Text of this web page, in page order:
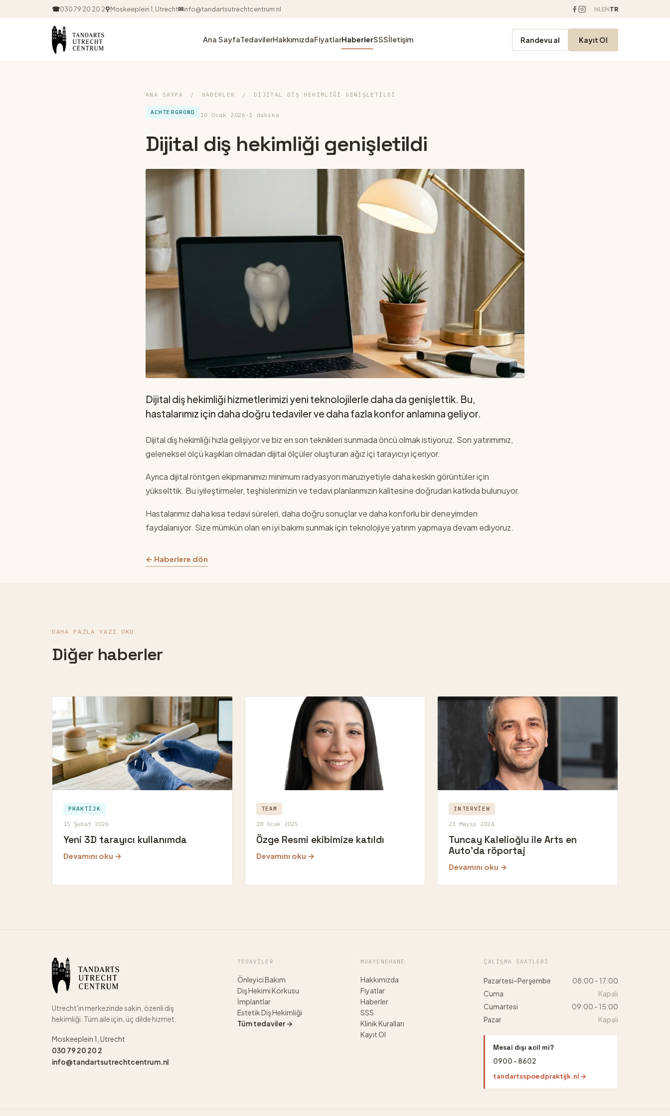
☎030 79 20 20 2⚲Moskeeplein 1, Utrecht✉info@tandartsutrechtcentrum.nl NL ENTR
Ana SayfaTedavilerHakkımızdaFiyatlarHaberlerSSSİletişim Randevu al Kayıt Ol
ANA SAYFA / HABERLER / DIJITAL DIŞ HEKIMLIĞI GENIŞLETILDI
ACHTERGROND 10 Ocak 2026 · 1 dakika
Dijital diş hekimliği genişletildi
Dijital diş hekimliği hizmetlerimizi yeni teknolojilerle daha da genişlettik. Bu,
hastalarımız için daha doğru tedaviler ve daha fazla konfor anlamına geliyor.
Dijital diş hekimliği hızla gelişiyor ve biz en son teknikleri sunmada öncü olmak istiyoruz. Son yatırımımız,
geleneksel ölçü kaşıkları olmadan dijital ölçüler oluşturan ağız içi tarayıcıyı içeriyor.
Ayrıca dijital röntgen ekipmanımızı minimum radyasyon maruziyetiyle daha keskin görüntüler için
yükselttik. Bu iyileştirmeler, teşhislerimizin ve tedavi planlarımızın kalitesine doğrudan katkıda bulunuyor.
Hastalarımız daha kısa tedavi süreleri, daha doğru sonuçlar ve daha konforlu bir deneyimden
faydalanıyor. Size mümkün olan en iyi bakımı sunmak için teknolojiye yatırım yapmaya devam ediyoruz.
← Haberlere dön
DAHA FAZLA YAZI OKU
Diğer haberler
PRAKTIJK
15 Şubat 2026
Yeni 3D tarayıcı kullanımda
Devamını oku →
TEAM
28 Ocak 2025
Özge Resmi ekibimize katıldı
Devamını oku →
INTERVIEW
21 Mayıs 2024
Tuncay Kalelioğlu ile Arts en
Auto'da röportaj
Devamını oku →
Utrecht'in merkezinde sakin, özenli diş
hekimliği. Tüm aile için, üç dilde hizmet.
Moskeeplein 1, Utrecht
030 79 20 20 2
info@tandartsutrechtcentrum.nl
TEDAVILER
Önleyici Bakım
Diş Hekimi Korkusu
İmplantlar
Estetik Diş Hekimliği
Tüm tedaviler →
MUAYENEHANE
Hakkımızda
Fiyatlar
Haberler
SSS
Klinik Kuralları
Kayıt Ol
ÇALIŞMA SAATLERI
Pazartesi–Perşembe
08:00 - 17:00
Cuma
Kapalı
Cumartesi
09:00 - 15:00
Pazar
Kapalı
Mesai dışı acil mi?
0900 - 8602
tandartsspoedpraktijk.nl →